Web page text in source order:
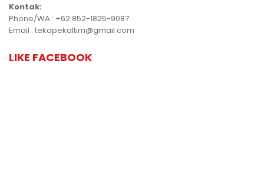
Kontak:
Phone/WA : +62 852-1825-9087
Email : tekapekaltim@gmail.com
LIKE FACEBOOK